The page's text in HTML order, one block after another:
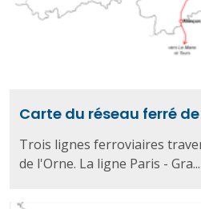
Carte du réseau ferré de
Trois lignes ferroviaires
de l'Orne. La ligne Paris - Gra...